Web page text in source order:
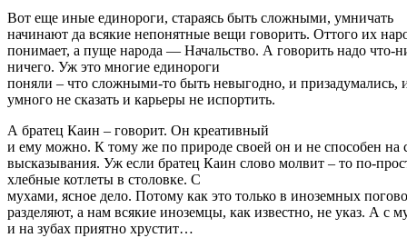
Вот еще иные единороги, стараясь быть сложными, умничать
начинают да всякие непонятные вещи говорить. Оттого их
понимает, а пуще народа — Начальство. А говорить надо что-
ничего. Уж это многие единороги
поняли – что сложными-то быть невыгодно, и призадумались,
умного не сказать и карьеры не испортить.
А братец Каин – говорит. Он креативный
и ему можно. К тому же по природе своей он и не способен на
высказывания. Уж если братец Каин слово молвит – то по-
хлебные котлеты в столовке. С
мухами, ясное дело. Потому как это только в иноземных
разделяют, а нам всякие иноземцы, как известно, не указ. А с
и на зубах приятно хрустит…